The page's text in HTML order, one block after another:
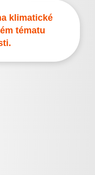
klimatické
tématu